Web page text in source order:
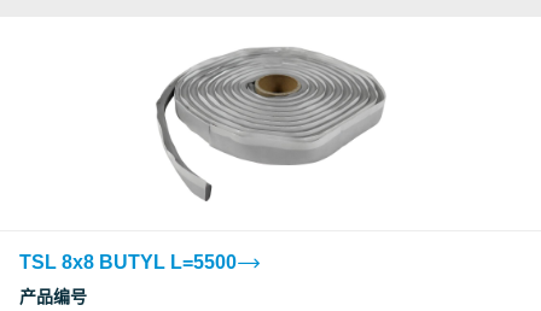
TSL 8x8 BUTYL L=5500
产品编号